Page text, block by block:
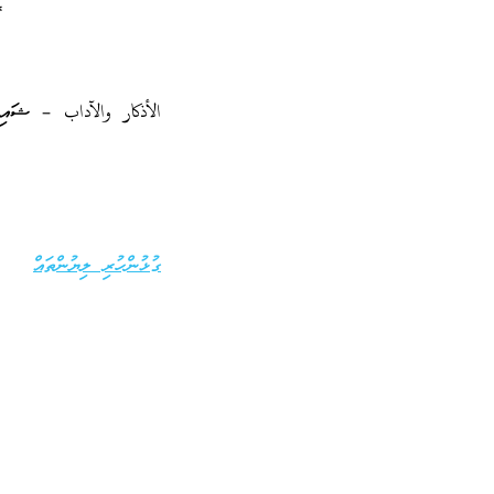
الأذكار
ގުޅުންހުރި ލިޔުންތައް